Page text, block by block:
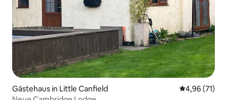
Gästehaus in Little Canfield
4,96 (71)